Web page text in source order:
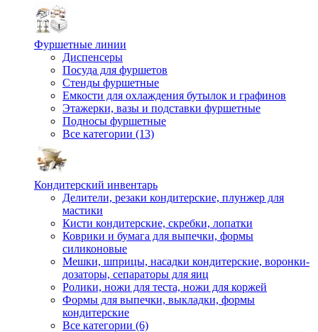
Фуршетные линии
Диспенсеры
Посуда для фуршетов
Стенды фуршетные
Емкости для охлаждения бутылок и графинов
Этажерки, вазы и подставки фуршетные
Подносы фуршетные
Все категории (13)
Кондитерский инвентарь
Делители, резаки кондитерские, плунжер для
мастики
Кисти кондитерские, скребки, лопатки
Коврики и бумага для выпечки, формы
силиконовые
Мешки, шприцы, насадки кондитерские, воронки-
дозаторы, сепараторы для яиц
Ролики, ножи для теста, ножи для коржей
Формы для выпечки, выкладки, формы
кондитерские
Все категории (6)